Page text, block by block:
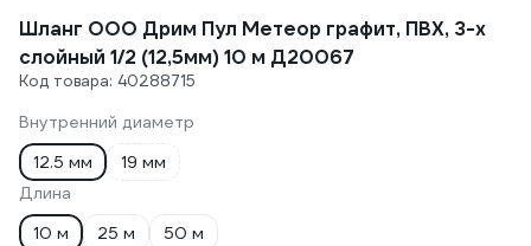
Шланг ООО Дрим Пул Метеор графит, ПВХ, 3-х
слойный 1/2 (12,5мм) 10 м Д20067
Код товара: 40288715
Внутренний диаметр
12.5 мм
19 мм
Длина
10 м
25 м 50 м